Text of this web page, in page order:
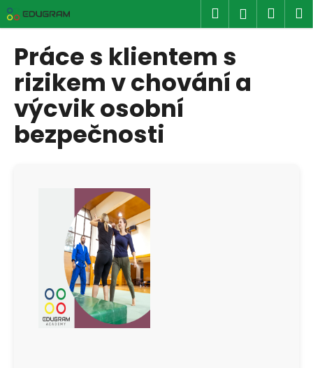
Přejít
na
obsah
Hledat
Práce s klientem s
rizikem v chování a
výcvik osobní
bezpečnosti
K
o
C
o
p
o
t